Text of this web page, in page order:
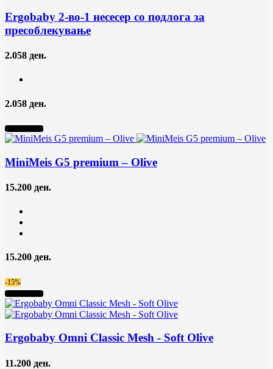
Ergobaby 2-во-1 несесер со подлога за
пресоблекување
2.058 ден.
2.058 ден.
Нема на залиха
MiniMeis G5 premium– Olive
15.200 ден.
15.200 ден.
-15%
Нема на залиха
Ergobaby Omni Classic Mesh - Soft Olive
11.200 ден.